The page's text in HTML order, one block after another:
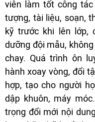
viên làm tốt công
tượng, tài liệu, soạn,
kỹ trước khi lên lớp,
dưỡng đội mẫu,
chay. Quá trình ôn
hành xoay vòng, đổi
hợp, tạo cho người
dập khuôn, máy
trọng đổi mới nội